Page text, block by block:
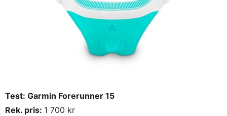
Test: Garmin Forerunner 15
Rek. pris: 1 700 kr